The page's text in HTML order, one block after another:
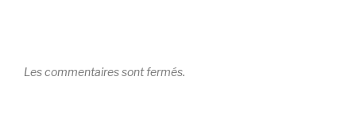
Les commentaires sont fermés.